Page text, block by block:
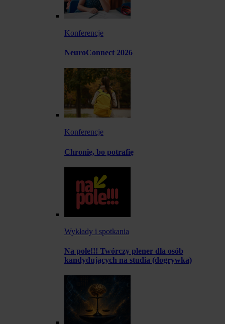
Konferencje
NeuroConnect 2026
Konferencje
Chronię, bo potrafię
Wykłady i spotkania
Na pole!!! Twórczy plener dla osób
kandydujących na studia (dogrywka)